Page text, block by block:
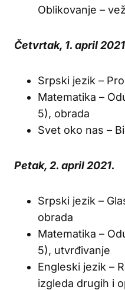
Oblikovanje –
Četvrtak, 1. april
Srpski jezik –
Matematika –
5), obrada
Svet oko nas –
Petak, 2. april 2021.
Srpski jezik –
obrada
Matematika –
5), utvrđivanje
Engleski jezik –
izgleda drugih i